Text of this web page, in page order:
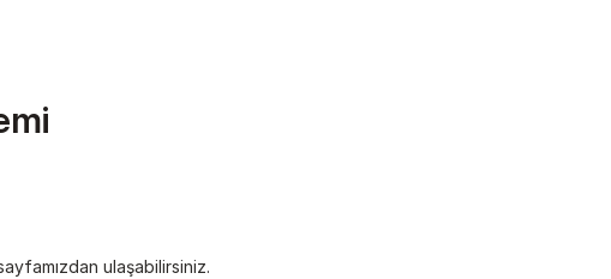
ulaşabilirsiniz.